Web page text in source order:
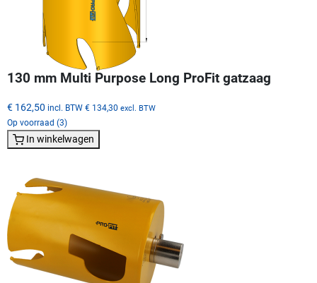
130 mm Multi Purpose Long ProFit gatzaag
€ 162,50 incl. BTW € 134,30 excl. BTW
Op voorraad (3)
In winkelwagen